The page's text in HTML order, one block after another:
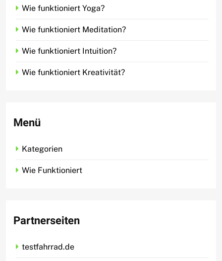
Wie funktioniert Yoga?
Wie funktioniert Meditation?
Wie funktioniert Intuition?
Wie funktioniert Kreativität?
Menü
Kategorien
Wie Funktioniert
Partnerseiten
testfahrrad.de